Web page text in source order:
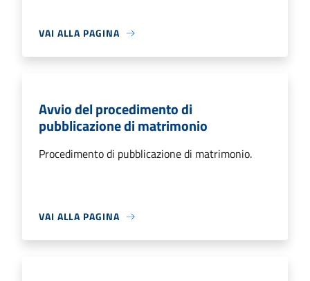
VAI ALLA PAGINA
Avvio del procedimento di
pubblicazione di matrimonio
Procedimento di pubblicazione di matrimonio.
VAI ALLA PAGINA